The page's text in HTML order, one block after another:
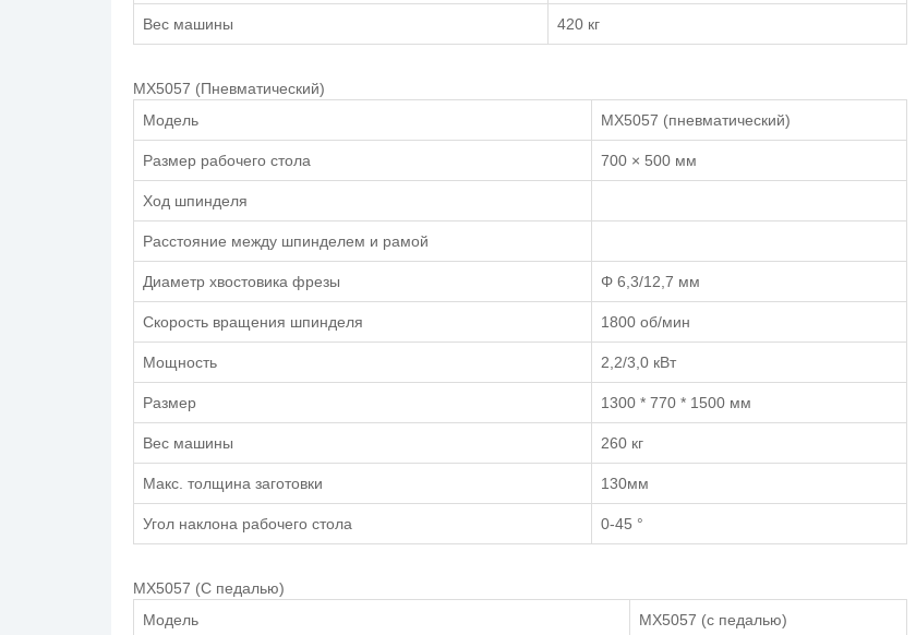
Вес машины 420 кг
MX5057 (Пневматический)
Модель
MX5057 (пневматический)
Размер рабочего стола 700 × 500 мм
Ход шпинделя
Расстояние между шпинделем и рамой
Диаметр хвостовика фрезы Φ 6,3/12,7 мм
Скорость вращения шпинделя 1800 об/мин
Мощность 2,2/3,0 кВт
Размер 1300 * 770 * 1500 мм
Вес машины 260 кг
Макс. толщина заготовки 130мм
Угол наклона рабочего стола 0-45 °
MX5057 (С педалью)
Модель
MX5057 (с педалью)